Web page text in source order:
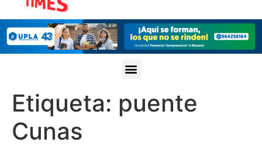
Etiqueta: puente
Cunas